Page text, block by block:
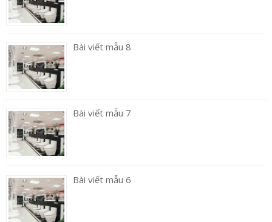
Bài viết mẫu 8
Bài viết mẫu 7
Bài viết mẫu 6